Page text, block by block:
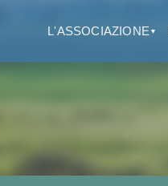
L'ASSOCIAZIONE ▼